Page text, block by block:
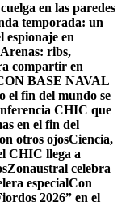
en las paredes
temporada: un
espionaje en
ribs,
compartir en
BASE NAVAL
el fin del mundo se
CHIC que
en el fin del
otros ojosCiencia,
CHIC llega a
Zonaustral celebra
especialCon
2026” en el